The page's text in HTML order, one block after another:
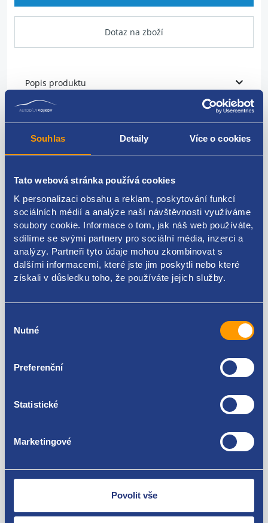
Souhlas Detaily Více o cookies
Tato webová stránka používá cookies
K personalizaci obsahu a reklam, poskytování funkcí
sociálních médií a analýze naší návštěvnosti využíváme
soubory cookie. Informace o tom, jak náš web používáte,
sdílíme se svými partnery pro sociální média, inzerci a
analýzy. Partneři tyto údaje mohou zkombinovat s
dalšími informacemi, které jste jim poskytli nebo které
získali v důsledku toho, že používáte jejich služby.
souhlasu
Nutné
Preferenční
Statistické
Marketingové
Povolit vše
Dotaz na zboží
Popis produktu
vodní hadice Webasto
přívod
Kódy produktu
7E0819329
Volkswagen Transporter T5 2003 - 2015
Nejste spokojeni? Vyřešíme to!
Zboží můžete vrátit do 60 dnů od